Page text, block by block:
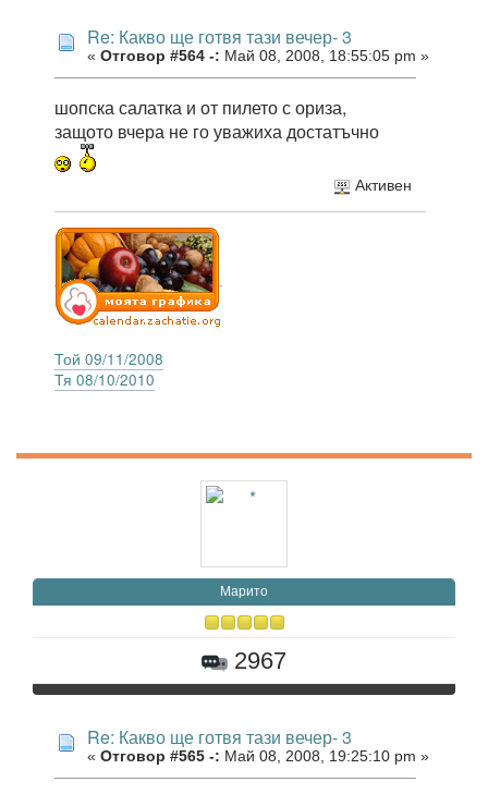
Re: Какво ще готвя тази вечер- 3
« Отговор #564 -: Май 08, 2008, 18:55:05 pm »
шопска салатка и от пилето с ориза,
защото вчера не го уважиха достатъчно
Активен
Той 09/11/2008
Тя 08/10/2010
Марито
2967
Re: Какво ще готвя тази вечер- 3
« Отговор #565 -: Май 08, 2008, 19:25:10 pm »